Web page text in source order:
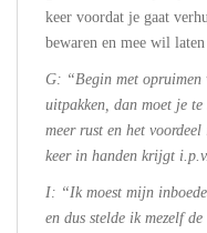
keer voordat je gaat
bewaren en mee wil
G: “Begin met
uitpakken, dan moet je te
meer rust en het
keer in handen krijgt
I: “Ik moest mijn
en dus stelde ik mezelf